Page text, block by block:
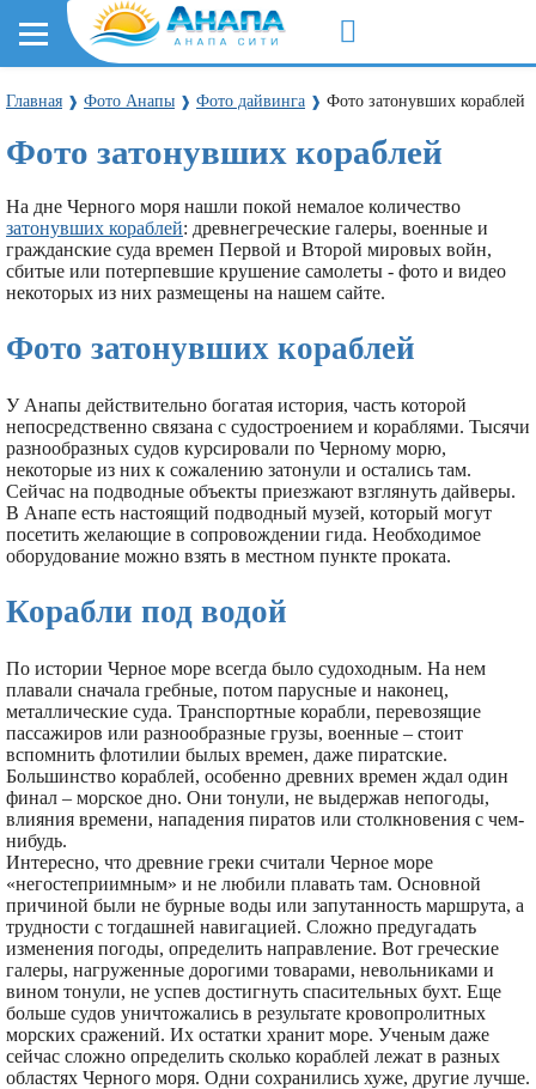
Главная ❱ Фото Анапы ❱ Фото дайвинга ❱ Фото затонувших кораблей
Фото затонувших кораблей
На дне Черного моря нашли покой немалое количество
затонувших кораблей: древнегреческие галеры, военные и
гражданские суда времен Первой и Второй мировых войн,
сбитые или потерпевшие крушение самолеты - фото и видео
некоторых из них размещены на нашем сайте.
Фото затонувших кораблей
У Анапы действительно богатая история, часть которой
непосредственно связана с судостроением и кораблями. Тысячи
разнообразных судов курсировали по Черному морю,
некоторые из них к сожалению затонули и остались там.
Сейчас на подводные объекты приезжают взглянуть дайверы.
В Анапе есть настоящий подводный музей, который могут
посетить желающие в сопровождении гида. Необходимое
оборудование можно взять в местном пункте проката.
Корабли под водой
По истории Черное море всегда было судоходным. На нем
плавали сначала гребные, потом парусные и наконец,
металлические суда. Транспортные корабли, перевозящие
пассажиров или разнообразные грузы, военные – стоит
вспомнить флотилии былых времен, даже пиратские.
Большинство кораблей, особенно древних времен ждал один
финал – морское дно. Они тонули, не выдержав непогоды,
влияния времени, нападения пиратов или столкновения с чем-
нибудь.
Интересно, что древние греки считали Черное море
«негостеприимным» и не любили плавать там. Основной
причиной были не бурные воды или запутанность маршрута, а
трудности с тогдашней навигацией. Сложно предугадать
изменения погоды, определить направление. Вот греческие
галеры, нагруженные дорогими товарами, невольниками и
вином тонули, не успев достигнуть спасительных бухт. Еще
больше судов уничтожались в результате кровопролитных
морских сражений. Их остатки хранит море. Ученым даже
сейчас сложно определить сколько кораблей лежат в разных
областях Черного моря. Одни сохранились хуже, другие лучше.